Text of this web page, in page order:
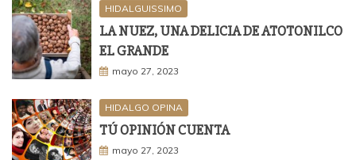
HIDALGUISSIMO
LA NUEZ, UNA DELICIA DE ATOTONILCO
EL GRANDE
mayo 27, 2023
HIDALGO OPINA
TÚ OPINIÓN CUENTA
mayo 27, 2023